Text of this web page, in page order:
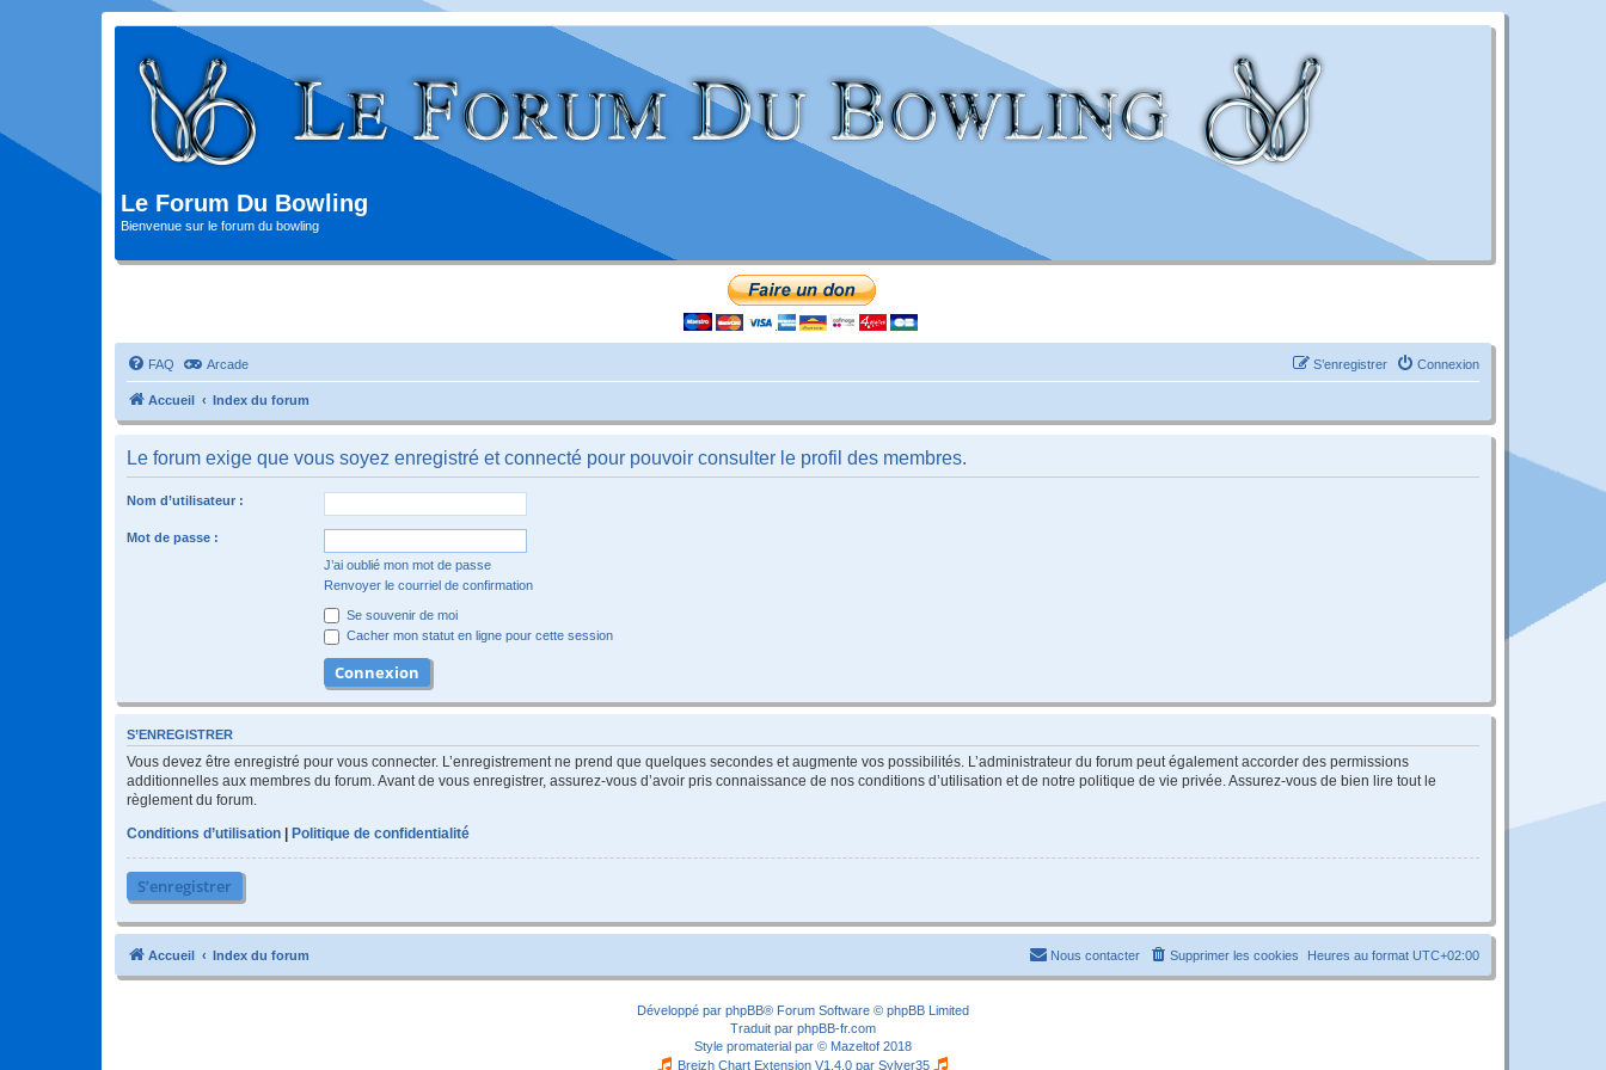
Le Forum Du Bowling
Bienvenue sur le forum du bowling
FAQ Arcade Connexion
S’enregistrer
Accueil Index du forum
Le forum exige que vous soyez enregistré et connecté pour pouvoir consulter le profil des membres.
Nom d’utilisateur :
Mot de passe :
J’ai oublié mon mot de passe
Renvoyer le courriel de confirmation
Se souvenir de moi
Cacher mon statut en ligne pour cette session
S’ENREGISTRER
Vous devez être enregistré pour vous connecter. L’enregistrement ne prend que quelques secondes et augmente vos possibilités. L’administrateur du forum peut également accorder des permissions
additionnelles aux membres du forum. Avant de vous enregistrer, assurez-vous d’avoir pris connaissance de nos conditions d’utilisation et de notre politique de vie privée. Assurez-vous de bien lire tout le
règlement du forum.
Conditions d’utilisation
Politique de confidentialité
S’enregistrer
Accueil Index du forum Heures au format UTC+02:00
Supprimer les cookies
Nous contacter
Développé par phpBB® Forum Software © phpBB Limited
Traduit par phpBB-fr.com
Style promaterial par © Mazeltof 2018
Breizh Chart Extension V1.4.0 par Sylver35